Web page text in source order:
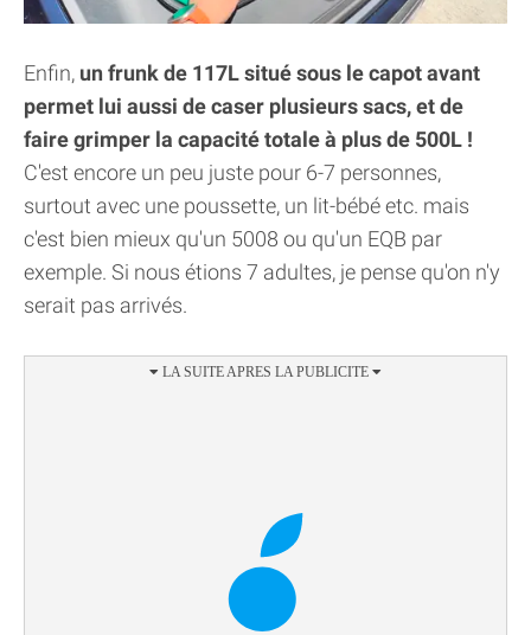
Enfin, un frunk de 117L situé sous le capot avant
permet lui aussi de caser plusieurs sacs, et de
faire grimper la capacité totale à plus de 500L !
C'est encore un peu juste pour 6-7 personnes,
surtout avec une poussette, un lit-bébé etc. mais
c'est bien mieux qu'un 5008 ou qu'un EQB par
exemple. Si nous étions 7 adultes, je pense qu'on n'y
serait pas arrivés.